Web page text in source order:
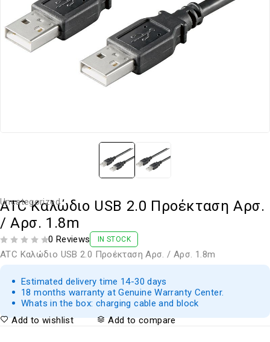
Uncategorized
ATC Καλώδιο USB 2.0 Προέκταση Αρσ.
/ Αρσ. 1.8m
0 Reviews IN STOCK
ATC Καλώδιο USB 2.0 Προέκταση Αρσ. / Αρσ. 1.8m
Estimated delivery time 14-30 days
18 months warranty at Genuine Warranty Center.
Whats in the box: charging cable and block
Add to wishlist
Add to compare